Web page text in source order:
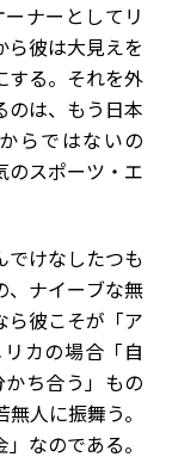
ナーとしてリ
ら彼は大見えを
する。それを外
のは、もう日本
らではないの
スポーツ・エ
けなしたつも
、ナイーブな無
ら彼こそが「ア
カの場合「自
ち合う」もの
人に振舞う。
なのである。